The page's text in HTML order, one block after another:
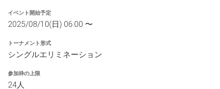
イベント開始予定
2025/08/10(日) 06:00 〜
トーナメント形式
シングルエリミネーション
参加枠の上限
24人